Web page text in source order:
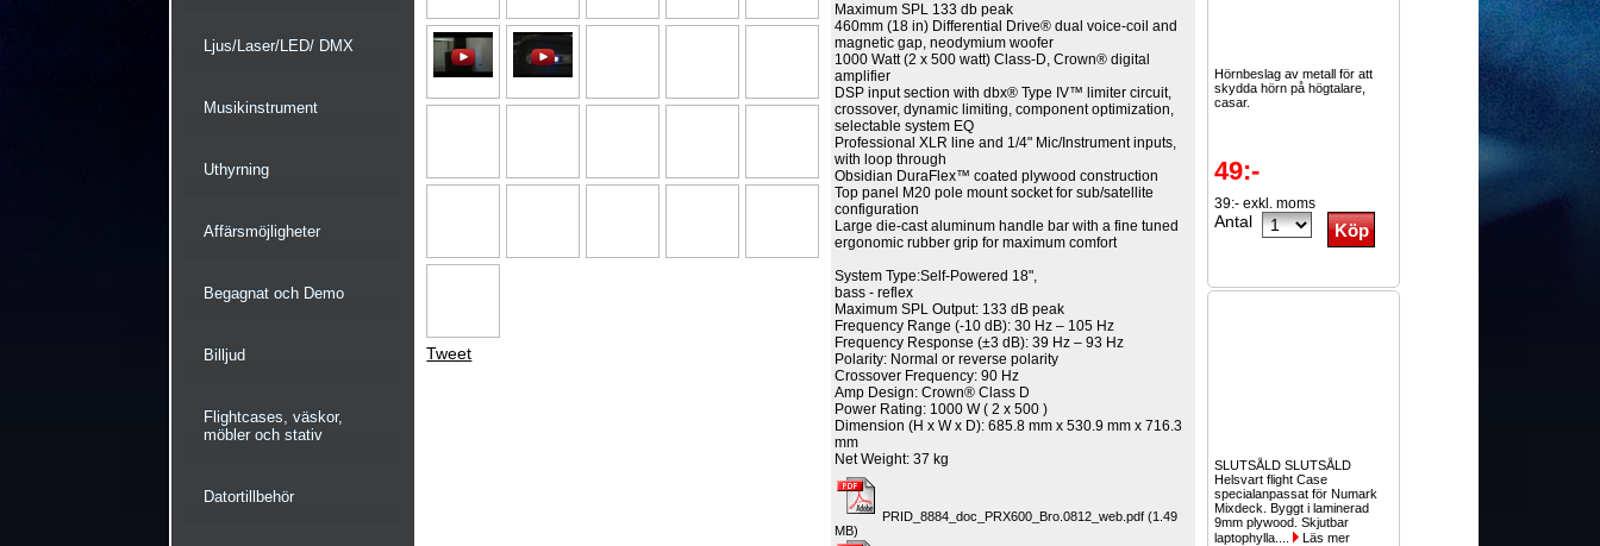
Ljus/Laser/LED/ DMX
Musikinstrument
Uthyrning
Affärsmöjligheter
Begagnat och Demo
Billjud
Flightcases, väskor,
möbler och stativ
Datortillbehör
Tweet
Maximum SPL 133 db peak
460mm (18 in) Differential Drive® dual voice-coil and
magnetic gap, neodymium woofer
1000 Watt (2 x 500 watt) Class-D, Crown® digital
amplifier
DSP input section with dbx® Type IV™ limiter circuit,
crossover, dynamic limiting, component optimization,
selectable system EQ
Professional XLR line and 1/4" Mic/Instrument inputs,
with loop through
Obsidian DuraFlex™ coated plywood construction
Top panel M20 pole mount socket for sub/satellite
configuration
Large die-cast aluminum handle bar with a fine tuned
ergonomic rubber grip for maximum comfort
System Type:Self-Powered 18",
bass - reflex
Maximum SPL Output: 133 dB peak
Frequency Range (-10 dB): 30 Hz – 105 Hz
Frequency Response (±3 dB): 39 Hz – 93 Hz
Polarity: Normal or reverse polarity
Crossover Frequency: 90 Hz
Amp Design: Crown® Class D
Power Rating: 1000 W ( 2 x 500 )
Dimension (H x W x D): 685.8 mm x 530.9 mm x 716.3
mm
Net Weight: 37 kg
PRID_8884_doc_PRX600_Bro.0812_web.pdf (1.49
MB)
Hörnbeslag av metall för att
skydda hörn på högtalare,
casar.
49:-
39:- exkl. moms
Antal
SLUTSÅLD SLUTSÅLD
Helsvart flight Case
specialanpassat för Numark
Mixdeck. Byggt i laminerad
9mm plywood. Skjutbar
laptophylla....
Läs mer